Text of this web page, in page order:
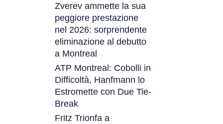
Zverev ammette la sua
peggiore prestazione
nel 2026: sorprendente
eliminazione al debutto
a Montreal
ATP Montreal: Cobolli in
Difficoltà, Hanfmann lo
Estromette con Due Tie-
Break
Fritz Trionfa a